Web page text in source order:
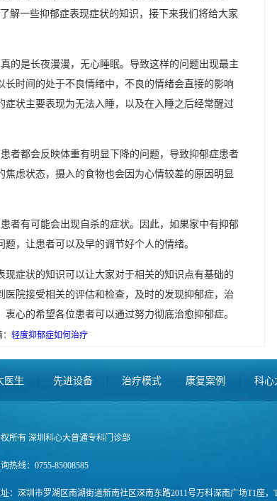
解一些抑郁症表现症状的知识，接下来我们将给大家
的是长夜漫漫，无心睡眠。导致这样的问题出现最主
时间的处于不良情绪中，不良的情绪会直接的影响
状主要表现为无法入睡，以及在入睡之后经常醒过
者都会反映体重有明显下降的问题，导致抑郁症患者
虑状态，摄入的食物也会因为心情较差的原因明显
者有可能会出现自杀的症状。因此，如果家中有抑郁
，让患者可以及早的调节好个人的情绪。
症状的知识可以让大家对于相关的知识点有基础的
医院接受相关的评估和检查，及时的发现抑郁症，治
心的希望各位患者可以通过努力彻底治愈抑郁症。
轻度抑郁症如何治疗
医生 先进设备 治疗模式 康复案例 科心
所有 深圳科心大普通专科门诊部
热线：0755-85008585
：深圳市罗湖区南湖街道新南社区深南东路2011号万科深南广场T1座，